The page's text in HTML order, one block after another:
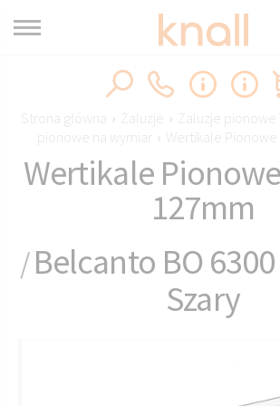
Strona główna › Żaluzje › Żaluzje pionowe
pionowe na wymiar › Wertikale
Wertikale
127mm
/Belcanto BO
Szary